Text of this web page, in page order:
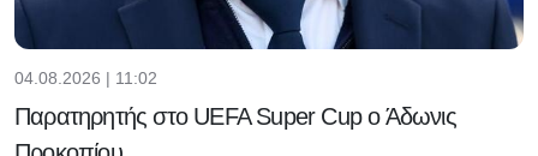
04.08.2026 | 11:02
Παρατηρητής στο UEFA Super Cup ο Άδωνις